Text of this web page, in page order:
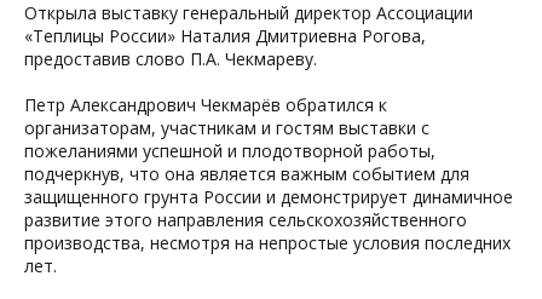
Открыла выставку генеральный директор Ассоциации
«Теплицы России» Наталия Дмитриевна Рогова,
предоставив слово П.А. Чекмареву.
Петр Александрович Чекмарёв обратился к
организаторам, участникам и гостям выставки с
пожеланиями успешной и плодотворной работы,
подчеркнув, что она является важным событием для
защищенного грунта России и демонстрирует динамичное
развитие этого направления сельскохозяйственного
производства, несмотря на непростые условия последних
лет.